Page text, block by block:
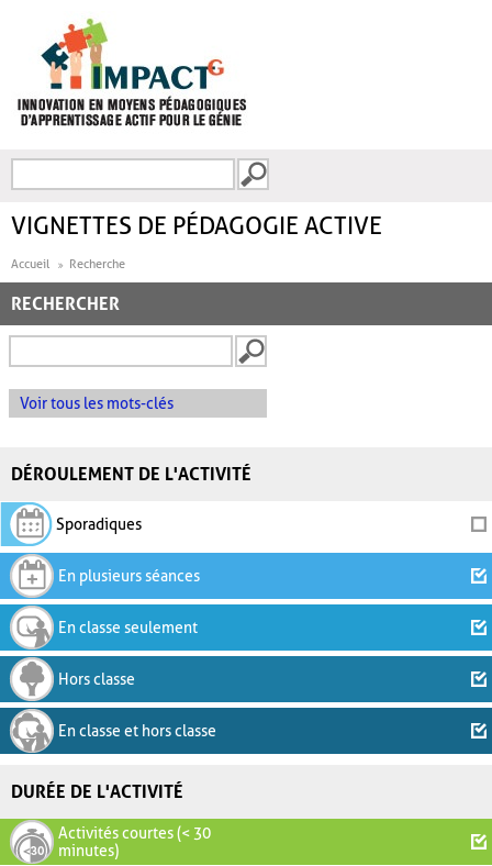
FORMULAIRE DE
VIGNETTES DE PÉDAGOGIE ACTIVE
Accueil Recherche
RECHERCHER
Voir tous les mots-clés
DÉROULEMENT DE L'ACTIVITÉ
Sporadiques
En plusieurs séances
En classe seulement
Hors classe
En classe et hors classe
DURÉE DE L'ACTIVITÉ
Activités courtes (< 30
minutes)